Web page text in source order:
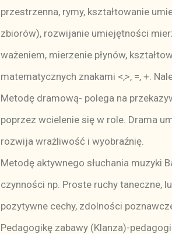
przestrzenna, rymy, kształtowanie
zbiorów), rozwijanie umiejętności
ważeniem, mierzenie płynów,
matematycznych znakami <,>, =, +.
Metodę dramową- polega na
poprzez wcielenie się w role. Drama
rozwija wrażliwość i wyobraźnię.
Metodę aktywnego słuchania muzyki
czynności np. Proste ruchy taneczne,
pozytywne cechy, zdolności
Pedagogikę zabawy (Klanza)-